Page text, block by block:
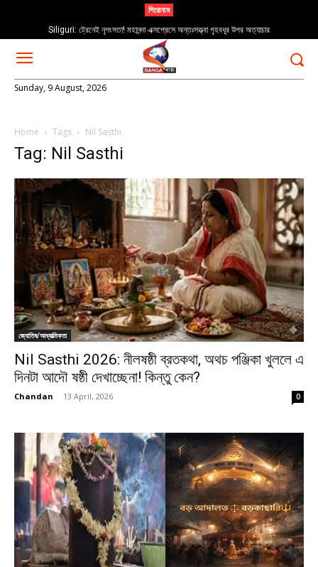
শিরোনাম
Siliguri: ট্রেনেই নৃশংসতা! মহানন্দা এক্সপ্রেসে অন্তঃসত্ত্বা গৃহবধূর উপর অত্যাচার
Sunday, 9 August, 2026
Home Tags Nil Sasthi
Tag: Nil Sasthi
জ্যোতিষ/আধ্যাত্মিকতা
Nil Sasthi 2026: নীলষষ্ঠী ব্রতকথা, অথচ পঞ্জিকা খুললে এ
দিনটা আদৌ ষষ্ঠী দেখাচ্ছেনা! কিন্তু কেন?
Chandan - 13 April, 2026 0